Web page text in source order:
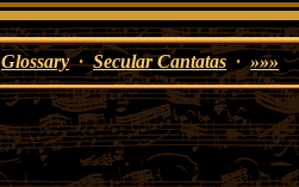
Glossary·Secular Cantatas ·»»»